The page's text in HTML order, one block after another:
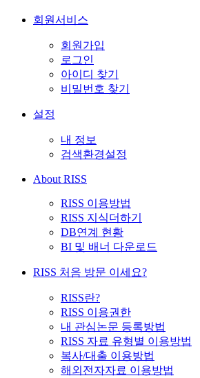
회원서비스
회원가입
로그인
아이디 찾기
비밀번호 찾기
설정
내 정보
검색환경설정
About RISS
RISS 이용방법
RISS 지식더하기
DB연계 현황
BI 및 배너 다운로드
RISS 처음 방문 이세요?
RISS란?
RISS 이용권한
내 관심논문 등록방법
RISS 자료 유형별 이용방법
복사/대출 이용방법
해외전자자료 이용방법